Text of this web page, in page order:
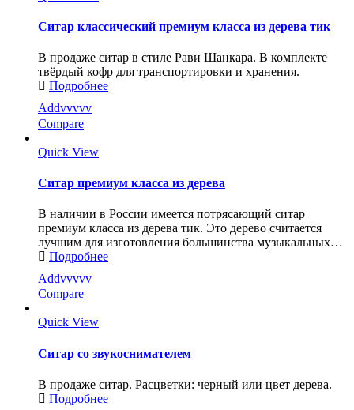
Ситар классический премиум класса из дерева тик
В продаже ситар в стиле Рави Шанкара. В комплекте
твёрдый кофр для транспортировки и хранения.
Подробнее
Addvvvvv
Compare
Quick View
Ситар премиум класса из дерева
В наличии в России имеется потрясающий ситар
премиум класса из дерева тик. Это дерево считается
лучшим для изготовления большинства музыкальных…
Подробнее
Addvvvvv
Compare
Quick View
Ситар со звукоснимателем
В продаже ситар. Расцветки: черный или цвет дерева.
Подробнее